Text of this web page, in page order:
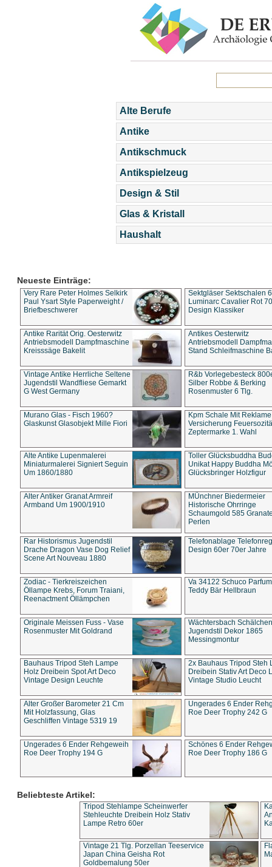
Alte Berufe
Antike
Antikschmuck
Antikspielzeug
Design & Stil
Glas & Kristall
Haushalt
Neueste Einträge:
Very Rare Peter Holmes Selkirk
Paul Ysart Style Paperweight /
Briefbeschwerer
Sektgläser Sektschalen
Luminarc Cavalier Rot
Design Klassiker
Antike Rarität Orig. Oesterwitz
Antriebsmodell Dampfmaschine
Kreisssäge Bakelit
Antikes Oesterwitz
Antriebsmodell
Stand Schleifmaschine
Vintage Antike Herrliche Seltene
Jugendstil Wandfliese Gemarkt
G West Germany
R&b Vorlegebesteck
Silber Robbe & Berking
Rosenmuster 6 Tlg.
Murano Glas - Fisch 1960?
Glaskunst Glasobjekt Mille Fiori
Kpm Schale Mit Reklame
Versicherung
Zeptermarke 1. Wahl
Alte Antike Lupenmalerei
Miniaturmalerei Signiert Seguin
Um 1860/1880
Toller Glücksbuddha
Unikat Happy Buddha
Glücksbringer Holzfigur
Alter Antiker Granat Armreif
Armband Um 1900/1910
MÜnchner Biedermeier
Historische Ohrringe
Schaumgold 585
Perlen
Rar Historismus Jugendstil
Drache Dragon Vase Dog Relief
Scene Art Nouveau 1880
Telefonablage
Design 60er 70er Jahre
Zodiac - Tierkreiszeichen
Öllampe Krebs, Forum Traiani,
Reenactment Öllämpchen
Va 34122 Schuco
Teddy Bär Hellbraun
Originale Meissen Fuss - Vase
Rosenmuster Mit Goldrand
Wächtersbach Schälchen
Jugendstil Dekor 1865
Messingmontur
Bauhaus Tripod Steh Lampe
Holz Dreibein Spot Art Deco
Vintage Design Leuchte
2x Bauhaus Tripod Steh
Dreibein Stativ Art Deco
Vintage Studio Leucht
Alter Großer Barometer 21 Cm
Mit Holzfassung, Glas
Geschliffen Vintage 5319 19
Ungerades 6 Ender
Roe Deer Trophy 242 G
Ungerades 6 Ender Rehgeweih
Roe Deer Trophy 194 G
Schönes 6 Ender
Roe Deer Trophy 186 G
Beliebteste Artikel:
Tripod Stehlampe Scheinwerfer
Stehleuchte Dreibein Holz Stativ
Lampe Retro 60er
Vintage 21 Tlg. Porzellan Teeservice
Japan China Geisha Rot
Goldbemalung 50er